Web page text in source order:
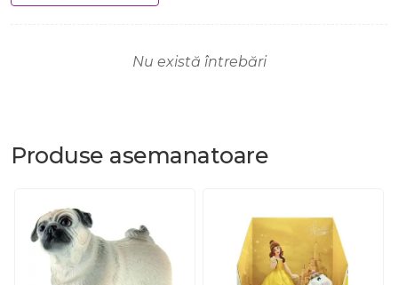
Nu există întrebări
Produse asemanatoare